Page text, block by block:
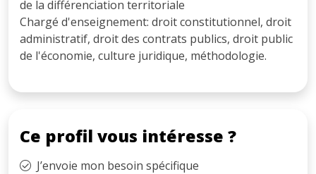
de la différenciation territoriale
Chargé d'enseignement: droit constitutionnel, droit
administratif, droit des contrats publics, droit public
de l'économie, culture juridique, méthodologie.
Ce profil vous intéresse ?
J’envoie mon besoin spécifique